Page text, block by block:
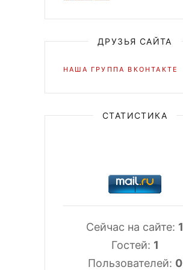
ДРУЗЬЯ САЙТА
НАША ГРУППА ВКОНТАКТЕ
СТАТИСТИКА
Сейчас на сайте: 1
Гостей: 1
Пользователей: 0